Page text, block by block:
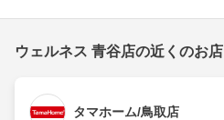
ウェルネス 青谷店の近くのお店
タマホーム/鳥取店